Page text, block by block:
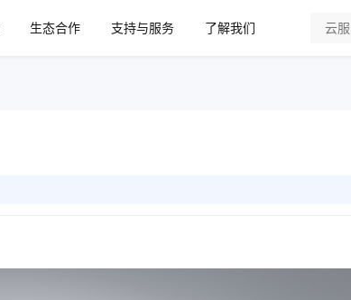
生态合作 支持与服务 了解我们